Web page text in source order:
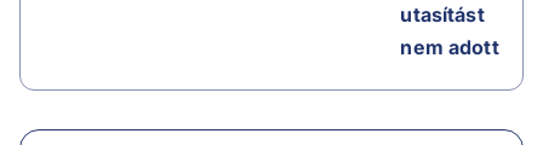
utasítást
nem adott